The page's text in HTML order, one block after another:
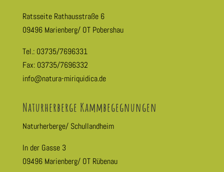
Ratsseite Rathausstraße 6
09496 Marienberg/ OT Pobershau
Tel.: 03735/7696331
Fax: 03735/7696332
info@natura-miriquidica.de
Naturherberge Kammbegegnungen
Naturherberge/ Schullandheim
In der Gasse 3
09496 Marienberg/ OT Rübenau